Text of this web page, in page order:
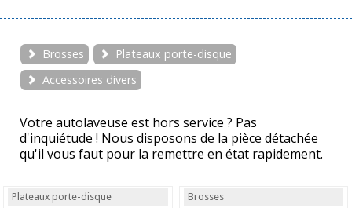
Brosses
Plateaux porte-disque
Accessoires divers
Votre autolaveuse est hors service ? Pas
d'inquiétude ! Nous disposons de la pièce détachée
qu'il vous faut pour la remettre en état rapidement.
Plateaux porte-disque Brosses